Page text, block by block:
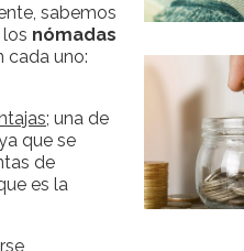
sabemos
nómadas
cada uno:
; una de
que se
de
es la